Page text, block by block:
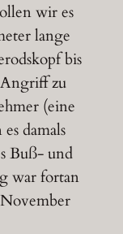
wir es
lange
bis
zu
(eine
damals
Buß- und
war fortan